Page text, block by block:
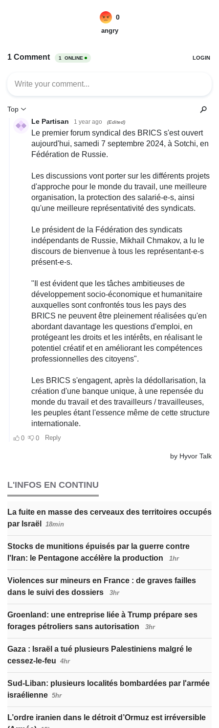
L'INFOS EN CONTINU
La fuite en masse des cerveaux des territoires occupés
par Israël
18min
Stocks de munitions épuisés par la guerre contre
l'Iran: le Pentagone accélère la production
1hr
Violences sur mineurs en France : de graves failles
dans le suivi des dossiers
3hr
Groenland: une entreprise liée à Trump prépare ses
forages pétroliers sans autorisation
3hr
Gaza : Israël a tué plusieurs Palestiniens malgré le
cessez-le-feu 4hr
Sud-Liban: plusieurs localités bombardées par l'armée
israélienne 5hr
L’ordre iranien dans le détroit d’Ormuz est irréversible